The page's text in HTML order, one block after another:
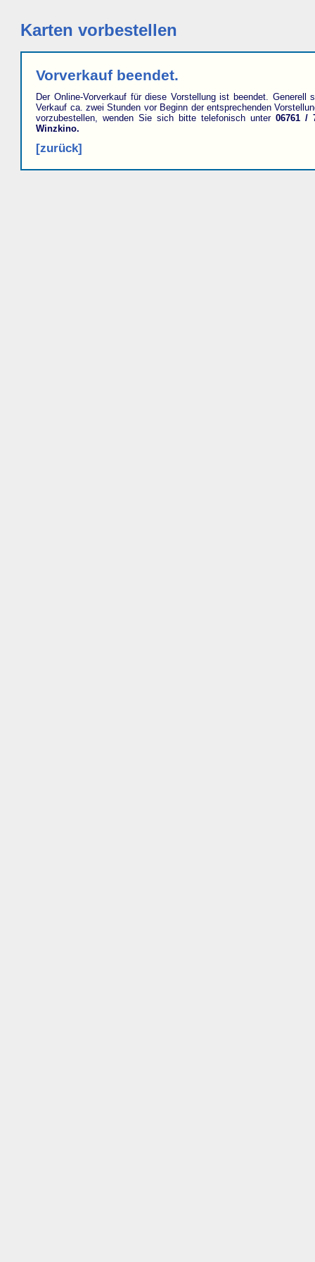
Karten vorbestellen
Vorverkauf beendet.
Der Online-Vorverkauf für diese Vorstellung ist beendet. Generell
Verkauf ca. zwei Stunden vor Beginn der entsprechenden
vorzubestellen, wenden Sie sich bitte telefonisch unter06761 /
Winzkino.
[zurück]